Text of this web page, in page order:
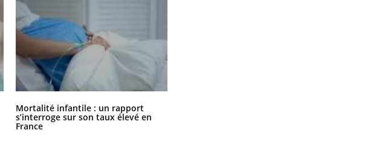
Mortalité infantile : un rapport
s’interroge sur son taux élevé en
France